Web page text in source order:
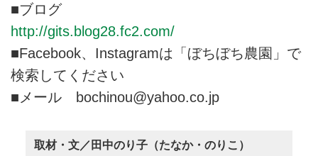
■ブログ
http://gits.blog28.fc2.com/
■Facebook、Instagramは「ぼちぼち農園」で
検索してください
■メール bochinou@yahoo.co.jp
取材・文／田中のり子（たなか・のりこ）